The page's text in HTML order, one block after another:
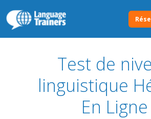
Test de
linguistique
En Ligne